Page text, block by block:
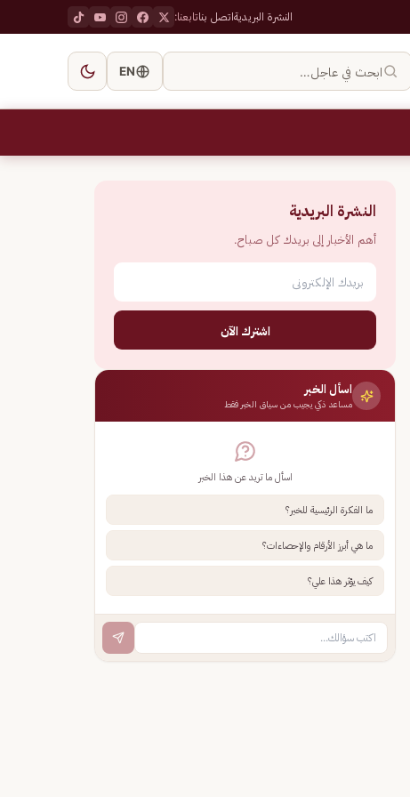
النشرة البريديةاتصل بناتابعنا:
ابحث في عاجل… EN
النشرة البريدية
أهم الأخبار إلى بريدك كل صباح.
اشترك الآن
اسأل الخبر
مساعد ذكي يجيب من سياق الخبر فقط
اسأل ما تريد عن هذا الخبر
ما الفكرة الرئيسية للخبر؟
ما هي أبرز الأرقام والإحصاءات؟
كيف يؤثر هذا علي؟